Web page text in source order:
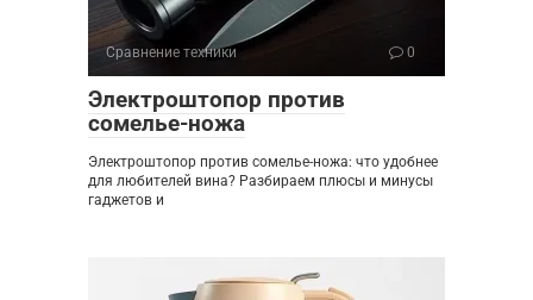
Сравнение техники 0
Электроштопор против
сомелье-ножа
Электроштопор против сомелье-ножа: что удобнее
для любителей вина? Разбираем плюсы и минусы
гаджетов и